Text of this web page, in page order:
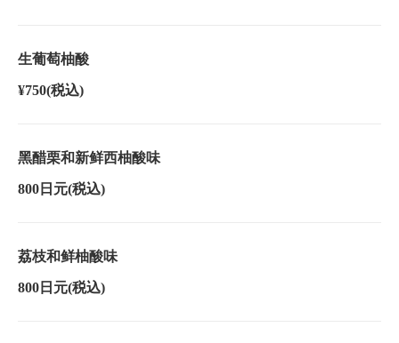
生葡萄柚酸
¥750(税込)
黑醋栗和新鲜西柚酸味
800日元(税込)
荔枝和鲜柚酸味
800日元(税込)